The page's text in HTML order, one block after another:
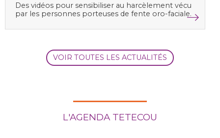
Des vidéos pour sensibiliser au harcèlement vécu
par les personnes porteuses de fente oro-faciale.
VOIR TOUTES LES ACTUALITÉS
L'AGENDA TETECOU